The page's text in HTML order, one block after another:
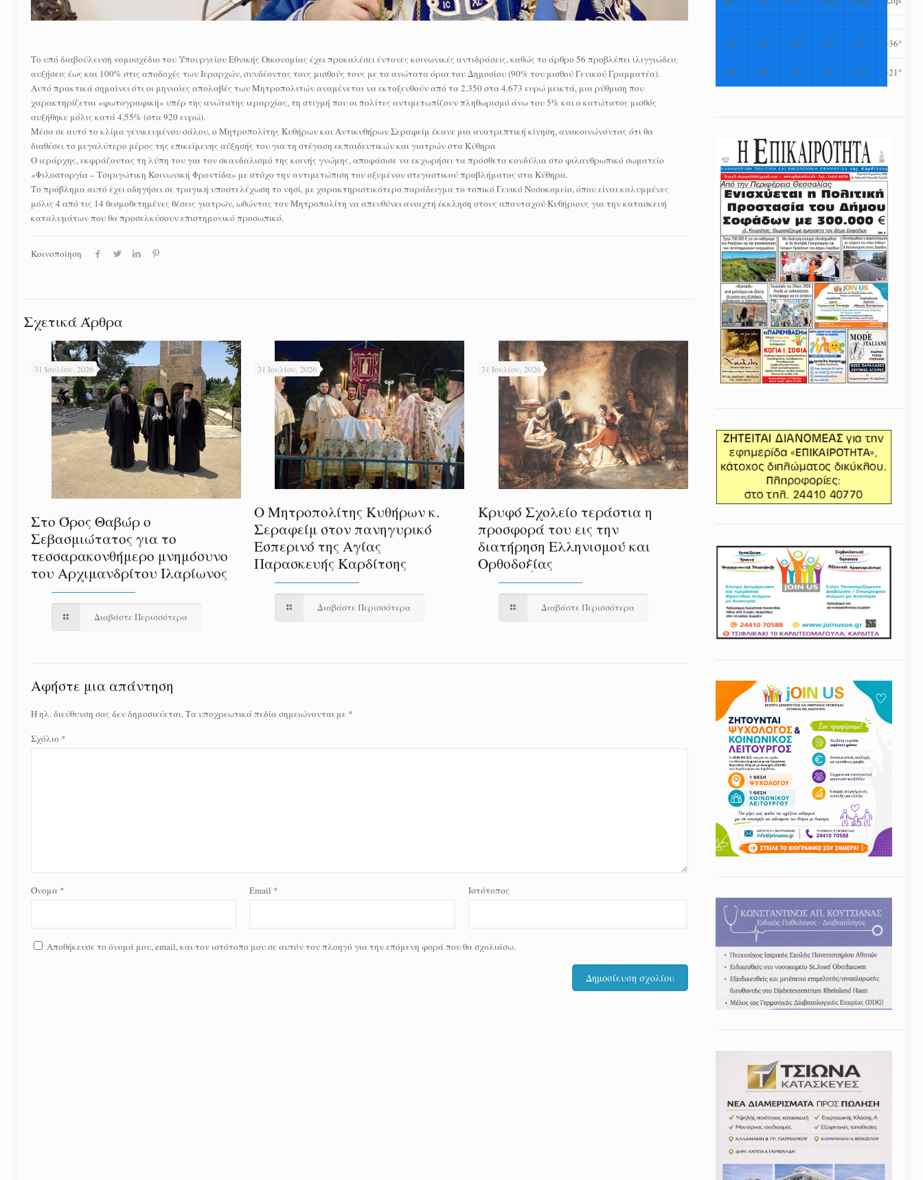
Το υπό διαβούλευση νομοσχέδιο του Υπουργείου Εθνικής Οικονομίας έχει προκαλέσει έντονες κοινωνικές αντιδράσεις, καθώς το άρθρο 56 προβλέπει ιλιγγιώδεις
αυξήσεις έως και 100% στις αποδοχές των Ιεραρχών, συνδέοντας τους μισθούς τους με τα ανώτατα όρια του Δημοσίου (90% του μισθού Γενικού Γραμματέα).
Αυτό πρακτικά σημαίνει ότι οι μηνιαίες απολαβές των Μητροπολιτών αναμένεται να εκτοξευθούν από τα 2.350 στα 4.673 ευρώ μεικτά, μια ρύθμιση που
χαρακτηρίζεται «φωτογραφική» υπέρ της ανώτατης ιεραρχίας, τη στιγμή που οι πολίτες αντιμετωπίζουν πληθωρισμό άνω του 5% και ο κατώτατος μισθός
αυξήθηκε μόλις κατά 4,55% (στα 920 ευρώ).
Μέσα σε αυτό το κλίμα γενικευμένου σάλου, ο Μητροπολίτης Κυθήρων και Αντικυθήρων Σεραφείμ έκανε μια ανατρεπτική κίνηση, ανακοινώνοντας ότι θα
διαθέσει το μεγαλύτερο μέρος της επικείμενης αύξησής του για τη στέγαση εκπαιδευτικών και γιατρών στα Κύθηρα
Ο ιεράρχης, εκφράζοντας τη λύπη του για τον σκανδαλισμό της κοινής γνώμης, αποφάσισε να εκχωρήσει τα πρόσθετα κονδύλια στο φιλανθρωπικό σωματείο
«Φιλοστοργία – Τσιριγώτικη Κοινωνική Φροντίδα» με στόχο την αντιμετώπιση του οξυμένου στεγαστικού προβλήματος στα Κύθηρα.
Το πρόβλημα αυτό έχει οδηγήσει σε τραγική υποστελέχωση το νησί, με χαρακτηριστικότερο παράδειγμα το τοπικό Γενικό Νοσοκομείο, όπου είναι καλυμμένες
μόλις 4 από τις 14 θεσμοθετημένες θέσεις γιατρών, ωθώντας τον Μητροπολίτη να απευθύνει ανοιχτή έκκληση στους απανταχού Κυθήριους για την κατασκευή
καταλυμάτων που θα προσελκύσουν επιστημονικό προσωπικό.
Κοινοποίηση
Σχετικά Άρθρα
31 Ιουλίου, 2026
Στο Όρος Θαβώρ ο
Σεβασμιώτατος για το
τεσσαρακονθήμερο μνημόσυνο
του Αρχιμανδρίτου Ιλαρίωνος
Διαβάστε Περισσότερα
31 Ιουλίου, 2026
Ο Μητροπολίτης Κυθήρων κ.
Σεραφείμ στον πανηγυρικό
Εσπερινό της Αγίας
Παρασκευής Καρδίτσης
Διαβάστε Περισσότερα
31 Ιουλίου, 2026
Κρυφό Σχολείο τεράστια η
προσφορά του εις την
διατήρηση Ελληνισμού και
Ορθοδοξίας
Διαβάστε Περισσότερα
Αφήστε μια απάντηση
Η ηλ. διεύθυνση σας δεν δημοσιεύεται.Τα υποχρεωτικά πεδία σημειώνονται με *
Σχόλιο *
Όνομα * Email * Ιστότοπος
Αποθήκευσε το όνομά μου, email, και τον ιστότοπο μου σε αυτόν τον πλοηγό για την επόμενη φορά που θα σχολιάσω.
+35° +39° +40° +39° +37° +36°
+24° +24° +24° +24° +23° +21°